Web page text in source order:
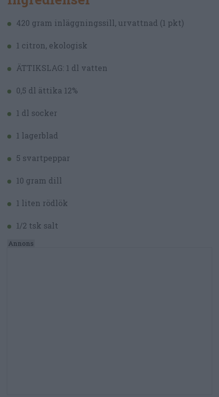
420 gram inläggningssill, urvattnad (1 pkt)
1 citron, ekologisk
ÄTTIKSLAG: 1 dl vatten
0,5 dl ättika 12%
1 dl socker
1 lagerblad
5 svartpeppar
10 gram dill
1 liten rödlök
1/2 tsk salt